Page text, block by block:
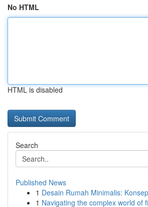
No HTML
HTML is disabled
Search
Published News
1 Desain Rumah Minimalis:
1 Navigating the complex world of